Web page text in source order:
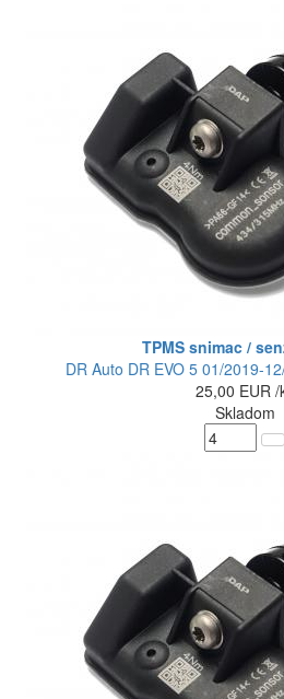
TPMS snimac /
DR Auto DR EVO 5 01/2019-
25,00 EUR /
Skladom